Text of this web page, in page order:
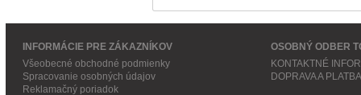
INFORMÁCIE PRE ZÁKAZNÍKOV
Všeobecné obchodné podmienky
Spracovanie osobných údajov
Reklamačný poriadok
OSOBNÝ ODBER
KONTAKTNÉ
DOPRAVA A PLATBA